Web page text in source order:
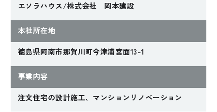
エソラハウス/株式会社 岡本建設
本社所在地
徳島県阿南市那賀川町今津浦宮面13-1
事業内容
注文住宅の設計施工、マンションリノベーション